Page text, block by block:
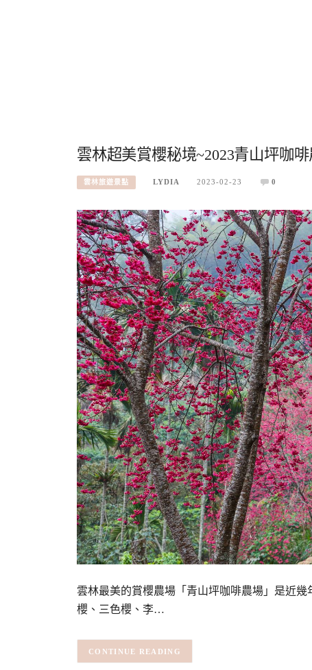
雲林超美賞櫻秘境~2023青山坪咖
雲林旅遊景點 LYDIA 2023-02-23 0
雲林最美的賞櫻農場「青山坪咖啡農場」是近
櫻、三色櫻、李…
CONTINUE READING